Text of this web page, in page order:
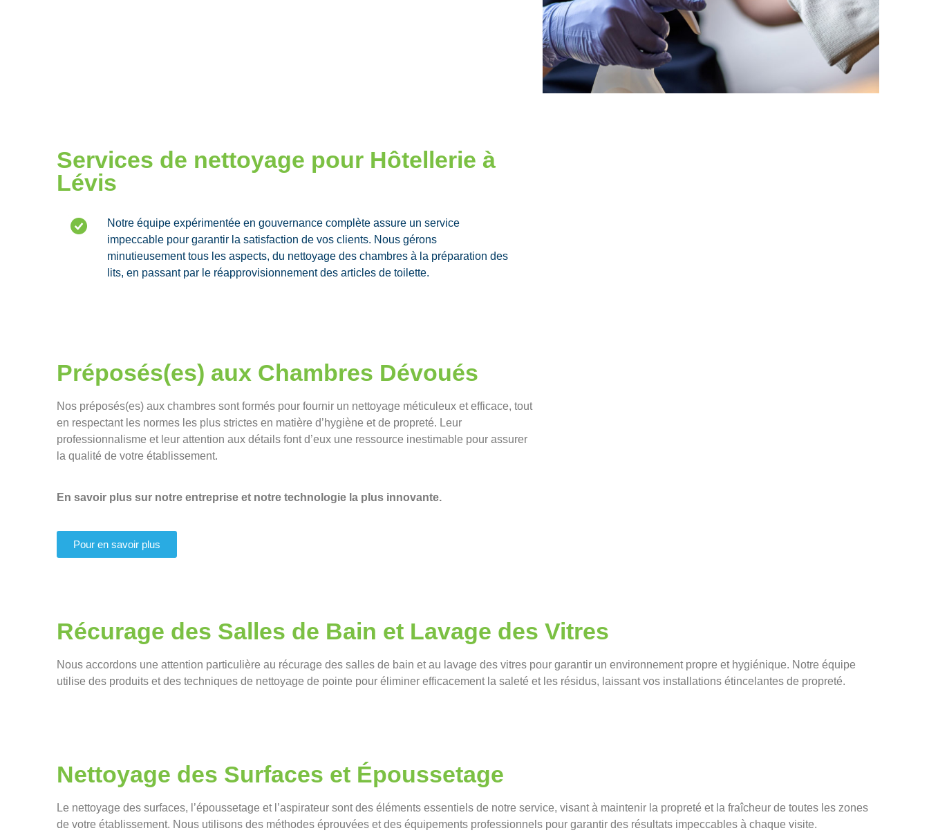
Services de nettoyage pour Hôtellerie à
Lévis
Notre équipe expérimentée en gouvernance complète assure un service
impeccable pour garantir la satisfaction de vos clients. Nous gérons
minutieusement tous les aspects, du nettoyage des chambres à la préparation des
lits, en passant par le réapprovisionnement des articles de toilette.
Préposés(es) aux Chambres Dévoués
Nos préposés(es) aux chambres sont formés pour fournir un nettoyage méticuleux et efficace, tout
en respectant les normes les plus strictes en matière d’hygiène et de propreté. Leur
professionnalisme et leur attention aux détails font d’eux une ressource inestimable pour assurer
la qualité de votre établissement.
En savoir plus sur notre entreprise et notre technologie la plus innovante.
Pour en savoir plus
Récurage des Salles de Bain et Lavage des Vitres
Nous accordons une attention particulière au récurage des salles de bain et au lavage des vitres pour garantir un environnement propre et hygiénique. Notre équipe
utilise des produits et des techniques de nettoyage de pointe pour éliminer efficacement la saleté et les résidus, laissant vos installations étincelantes de propreté.
Nettoyage des Surfaces et Époussetage
Le nettoyage des surfaces, l’époussetage et l’aspirateur sont des éléments essentiels de notre service, visant à maintenir la propreté et la fraîcheur de toutes les zones
de votre établissement. Nous utilisons des méthodes éprouvées et des équipements professionnels pour garantir des résultats impeccables à chaque visite.